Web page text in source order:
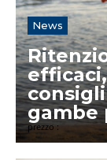
News
gambe
prezzo :